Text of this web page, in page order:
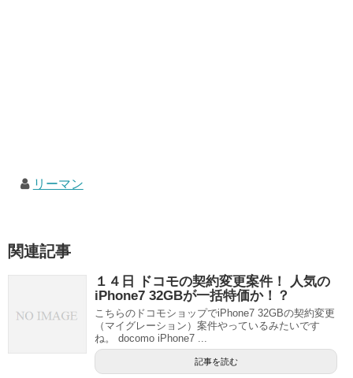
リーマン
関連記事
１４日 ドコモの契約変更案件！ 人気の
iPhone7 32GBが一括特価か！？
こちらのドコモショップでiPhone7 32GBの契約変更
（マイグレーション）案件やっているみたいです
ね。 docomo iPhone7 ...
記事を読む